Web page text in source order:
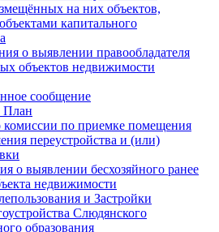
на них объектов,
капитального
о выявлении правообладателя
объектов недвижимости
сообщение
План
по приемке помещения
переустройства и (или)
о выявлении бесхозяйного ранее
недвижимости
и Застройки
Слюдянского
образования